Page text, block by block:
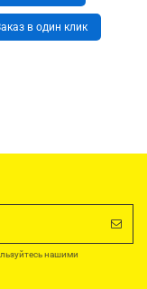
в один клик
нашими